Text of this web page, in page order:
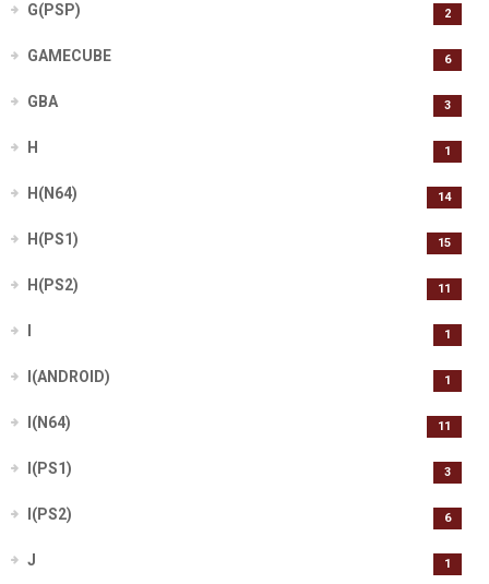
G(PSP) 2
GAMECUBE 6
GBA 3
H 1
H(N64) 14
H(PS1) 15
H(PS2) 11
1
I(ANDROID) 1
I(N64) 11
I(PS1) 3
I(PS2) 6
J 1